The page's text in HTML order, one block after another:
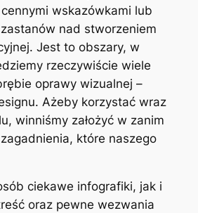
cennymi wskazówkami lub
nad stworzeniem
Jest to obszary, w
rzeczywiście wiele
oprawy wizualnej –
Ażeby korzystać wraz
winniśmy założyć w zanim
które naszego
ciekawe infografiki, jak i
oraz pewne wezwania